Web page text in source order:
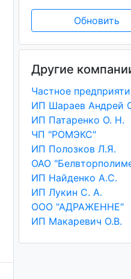
Обновить
Другие
ИП Патаренко О. Н.
ЧП "РОМЭКС"
ИП Полозков Л.Я.
ОАО
ИП Найденко А.С.
ИП Лукин С. А.
ООО "АДРАЖЕННЕ"
ИП Макаревич О.В.